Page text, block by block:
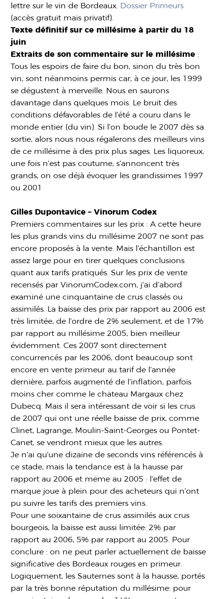
lettre sur le vin de Bordeaux. Dossier Primeurs
(accès gratuit mais privatif).
Texte définitif sur ce millésime à partir du 18
juin
Extraits de son commentaire sur le millésime :
Tous les espoirs de faire du bon, sinon du très bon
vin, sont néanmoins permis car, à ce jour, les 1999
se dégustent à merveille. Nous en saurons
davantage dans quelques mois. Le bruit des
conditions défavorables de l’été a couru dans le
monde entier (du vin). Si l’on boude le 2007 dès sa
sortie, alors nous nous régalerons des meilleurs vins
de ce millésime à des prix plus sages. Les liquoreux,
une fois n’est pas coutume, s’annoncent très
grands, on ose déjà évoquer les grandissimes 1997
ou 2001
Gilles Dupontavice – Vinorum Codex
Premiers commentaires sur les prix : A cette heure
les plus grands vins du millésime 2007 ne sont pas
encore proposés à la vente. Mais l’échantillon est
assez large pour en tirer quelques conclusions
quant aux tarifs pratiqués. Sur les prix de vente
recensés par VinorumCodex.com, j’ai d’abord
examiné une cinquantaine de crus classés ou
assimilés. La baisse des prix par rapport au 2006 est
très limitée, de l’ordre de 2% seulement, et de 17%
par rapport au millésime 2005, bien meilleur
évidemment. Ces 2007 sont directement
concurrencés par les 2006, dont beaucoup sont
encore en vente primeur au tarif de l’année
dernière, parfois augmenté de l’inflation, parfois
moins cher comme le château Margaux chez
Dubecq. Mais il sera intéressant de voir si les crus
de 2007 qui ont une réelle baisse de prix, comme
Clinet, Lagrange, Moulin-Saint-Georges ou Pontet-
Canet, se vendront mieux que les autres.
Je n’ai qu’une dizaine de seconds vins référencés à
ce stade, mais la tendance est à la hausse par
rapport au 2006 et même au 2005 : l’effet de
marque joue à plein pour des acheteurs qui n’ont
pu suivre les tarifs des premiers vins.
Pour une soixantaine de crus assimilés aux crus
bourgeois, la baisse est aussi limitée: 2% par
rapport au 2006, 5% par rapport au 2005. Pour
conclure : on ne peut parler actuellement de baisse
significative des Bordeaux rouges en primeur.
Logiquement, les Sauternes sont à la hausse, portés
par la très bonne réputation du millésime: pour